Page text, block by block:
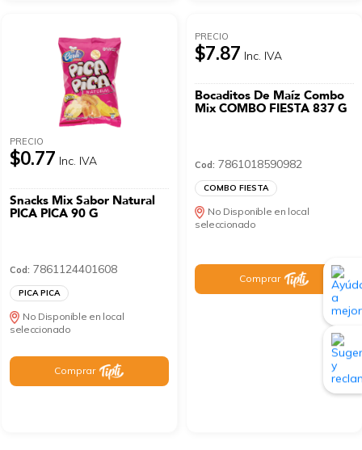
PRECIO
$0.77 Inc. IVA
Snacks Mix Sabor Natural
PICA PICA 90 G
Cod: 7861124401608
PICA PICA
No Disponible en local
seleccionado
Comprar
PRECIO
$7.87 Inc. IVA
Bocaditos De Maíz Combo
Mix COMBO FIESTA 837 G
Cod: 7861018590982
COMBO FIESTA
No Disponible en local
seleccionado
Comprar